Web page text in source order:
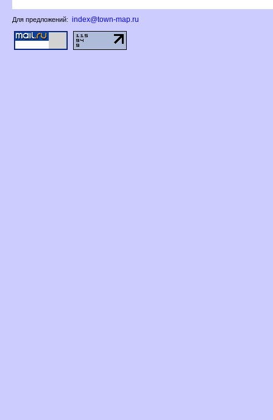
Для предложений: index@town-map.ru